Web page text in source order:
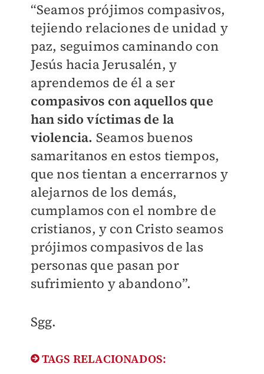
“Seamos prójimos compasivos,
tejiendo relaciones de unidad y
paz, seguimos caminando con
Jesús hacia Jerusalén, y
aprendemos de él a ser
compasivos con aquellos que
han sido víctimas de la
violencia. Seamos buenos
samaritanos en estos tiempos,
que nos tientan a encerrarnos y
alejarnos de los demás,
cumplamos con el nombre de
cristianos, y con Cristo seamos
prójimos compasivos de las
personas que pasan por
sufrimiento y abandono”.
Sgg.
TAGS RELACIONADOS: